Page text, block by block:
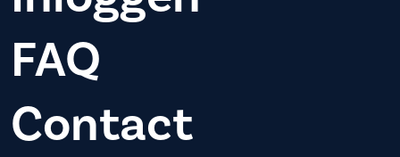
FAQ
Contact